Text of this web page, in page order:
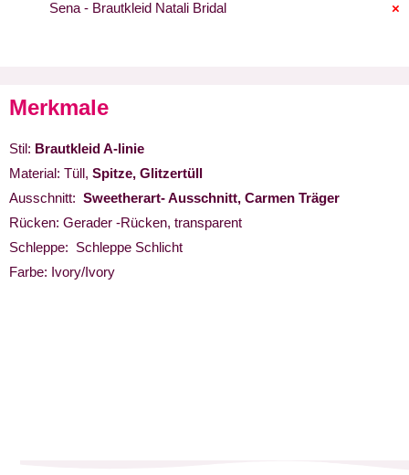
Sena - Brautkleid Natali Bridal ×
Merkmale
Stil: Brautkleid A-linie
Material: Tüll, Spitze, Glitzertüll
Ausschnitt: Sweetherart- Ausschnitt, Carmen Träger
Rücken: Gerader -Rücken, transparent
Schleppe: Schleppe Schlicht
Farbe: Ivory/Ivory